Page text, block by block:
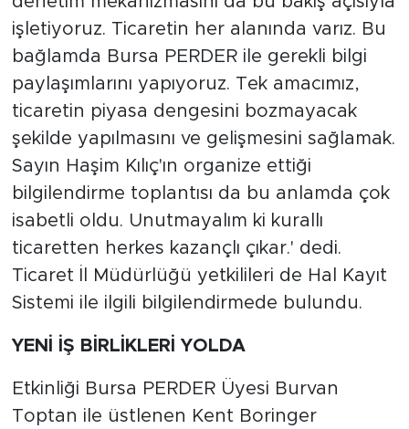
işletiyoruz. Ticaretin her alanında varız. Bu
bağlamda Bursa PERDER ile gerekli bilgi
paylaşımlarını yapıyoruz. Tek amacımız,
ticaretin piyasa dengesini bozmayacak
şekilde yapılmasını ve gelişmesini sağlamak.
Sayın Haşim Kılıç'ın organize ettiği
bilgilendirme toplantısı da bu anlamda çok
isabetli oldu. Unutmayalım ki kurallı
ticaretten herkes kazançlı çıkar.' dedi.
Ticaret İl Müdürlüğü yetkilileri de Hal Kayıt
Sistemi ile ilgili bilgilendirmede bulundu.
YENİ İŞ BİRLİKLERİ YOLDA
Etkinliği Bursa PERDER Üyesi Burvan
Toptan ile üstlenen Kent Boringer